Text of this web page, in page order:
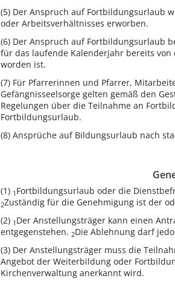
(5) Der Anspruch auf Fortbildungsurlaub
oder Arbeitsverhältnisses erworben.
(6) Der Anspruch auf Fortbildungsurlaub
für das laufende Kalenderjahr bereits
worden ist.
(7) Für Pfarrerinnen und Pfarrer,
Gefängnisseelsorge gelten gemäß den
Regelungen über die Teilnahme an
Fortbildungsurlaub.
(8) Ansprüche auf Bildungsurlaub nach
(1) 1 Fortbildungsurlaub oder die
2Zuständig für die Genehmigung ist der
(2) 1 Der Anstellungsträger kann einen
entgegenstehen. 2Die Ablehnung darf
(3) Der Anstellungsträger muss die
Angebot der Weiterbildung oder
Kirchenverwaltung anerkannt wird.